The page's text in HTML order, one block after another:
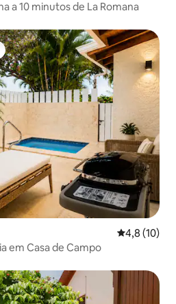
a 10 minutos de La Romana
4,8 de uma
4,8 (10)
em Casa de Campo